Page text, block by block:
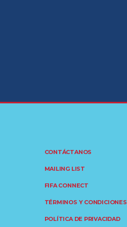
CONTÁCTANOS
MAILING LIST
FIFA CONNECT
TÉRMINOS Y CONDICIONES
POLÍTICA DE PRIVACIDAD